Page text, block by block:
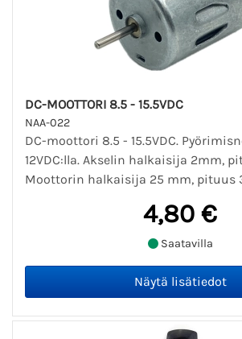
DC-MOOTTORI 8.5 - 15.5VDC
NAA-022
DC-moottori 8.5 - 15.5VDC.
12VDC:lla. Akselin halkaisija 2mm,
Moottorin halkaisija 25 mm, pituus
4,80 €
Saatavilla